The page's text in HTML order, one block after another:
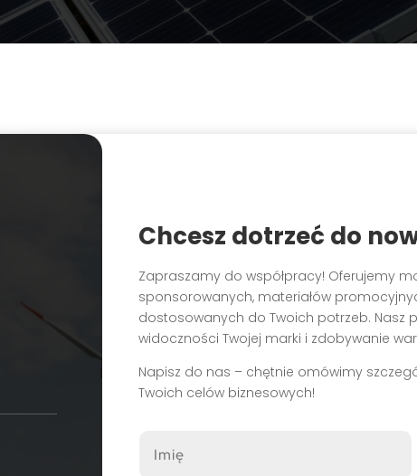
Chcesz dotrzeć do
Zapraszamy do współpracy! Oferujemy
sponsorowanych, materiałów
dostosowanych do Twoich potrzeb. Nasz
widoczności Twojej marki i zdobywanie
Napisz do nas – chętnie omówimy
Twoich celów biznesowych!